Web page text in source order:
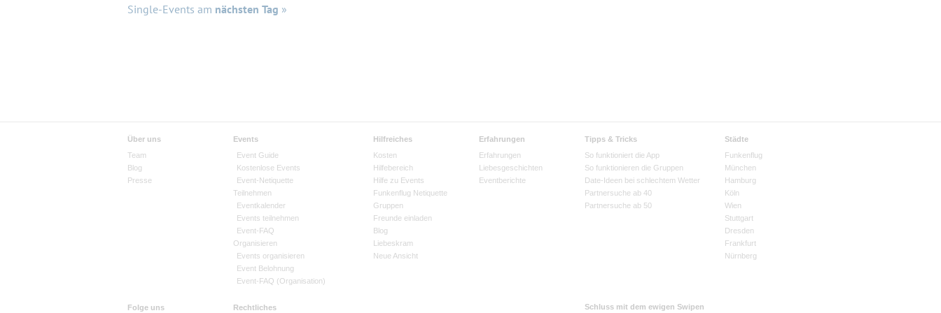
Single-Events am nächsten Tag »
Über uns
Team
Blog
Presse
Events
Event Guide
Kostenlose Events
Event-Netiquette
Teilnehmen
Eventkalender
Events teilnehmen
Event-FAQ
Organisieren
Events organisieren
Event Belohnung
Event-FAQ (Organisation)
Hilfreiches
Kosten
Hilfebereich
Hilfe zu Events
Funkenflug Netiquette
Gruppen
Freunde einladen
Blog
Liebeskram
Neue Ansicht
Erfahrungen
Erfahrungen
Liebesgeschichten
Eventberichte
Tipps & Tricks
So funktioniert die App
So funktionieren die Gruppen
Date-Ideen bei schlechtem Wetter
Partnersuche ab 40
Partnersuche ab 50
Städte
Funkenflug
München
Hamburg
Köln
Wien
Stuttgart
Dresden
Frankfurt
Nürnberg
Folge uns Rechtliches Schluss mit dem ewigen Swipen